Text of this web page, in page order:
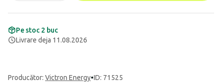
Pe stoc 2 buc
Livrare deja 11.08.2026
Producător: Victron Energy•ID: 71525